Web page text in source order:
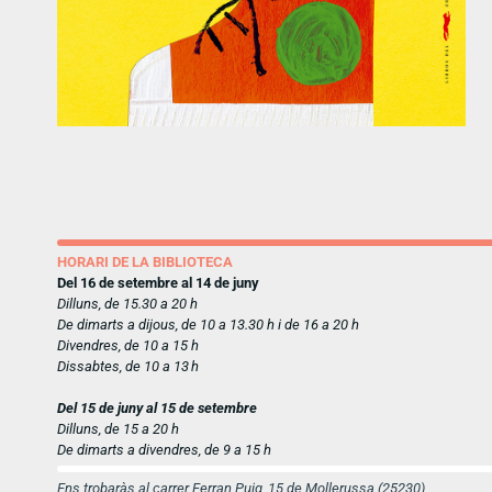
HORARI DE LA BIBLIOTECA
Del 16 de setembre al 14 de juny
Dilluns, de 15.30 a 20 h
De dimarts a dijous, de 10 a 13.30 h i de 16 a 20 h
Divendres, de 10 a 15 h
Dissabtes, de 10 a 13 h
Del 15 de juny al 15 de setembre
Dilluns, de 15 a 20 h
De dimarts a divendres, de 9 a 15 h
Ens trobaràs al carrer Ferran Puig, 15 de Mollerussa (25230)